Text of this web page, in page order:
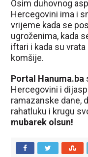
Osim duhovnog
Hercegovini ima i
vrijeme kada se
ugroženima, kada
iftari i kada su
komšije.
Portal Hanuma.ba
Hercegovini i
ramazanske dane,
rahatluku i krugu
mubarek olsun!